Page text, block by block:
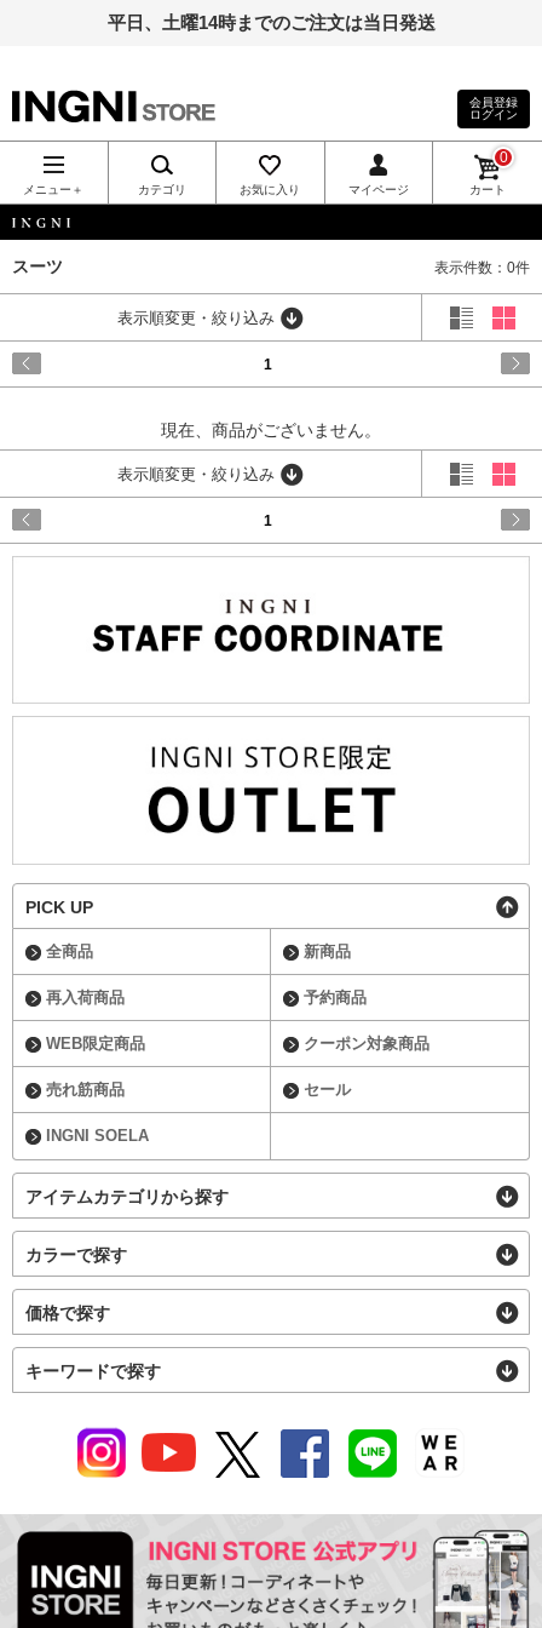
平日、土曜14時までのご注文は当日発送
INGNI（イン
グ）公式通
販｜INGNI
STORE
会員登録
ログイン
メニュー＋ カテゴリ お気に入り マイページ カート
0
スーツ 表示件数：0件
表示順変更・絞り込み
1
現在、商品がございません。
表示順変更・絞り込み
1
PICK UP
全商品 新商品
再入荷商品 予約商品
WEB限定商品 クーポン対象商品
売れ筋商品 セール
INGNI SOELA
アイテムカテゴリから探す
カラーで探す
価格で探す
キーワードで探す